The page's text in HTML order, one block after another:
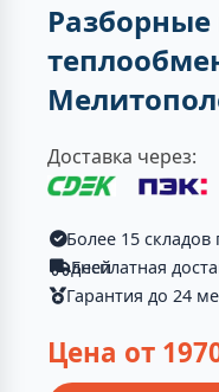
Доставка через:
Более 15
Бесплатная доставка в Мелитополь от 2-ух дней
Гарантия до 24
Цена от